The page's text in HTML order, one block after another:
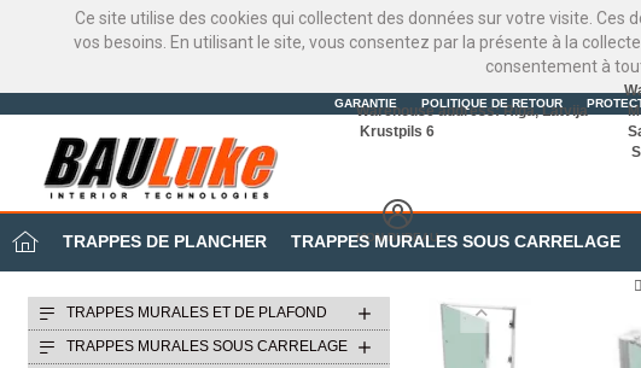
Ce site utilise des cookies qui collectent des données sur votre visite.
vos besoins. En utilisant le site, vous consentez par la présente à la
consentement à
GARANTIE POLITIQUE DE RETOUR
Warehouse address: Riga, Latvija
Krustpils 6
MON BUREAU
TRAPPES DE PLANCHER TRAPPES MURALES SOUS CARRELAGE
TRAPPES MURALES ET DE PLAFOND
TRAPPES MURALES SOUS CARRELAGE